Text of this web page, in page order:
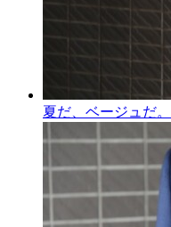
夏だ、ベージュだ。